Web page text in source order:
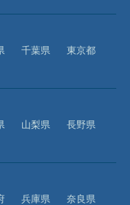
千葉県
東京都
山梨県
長野県
兵庫県
奈良県